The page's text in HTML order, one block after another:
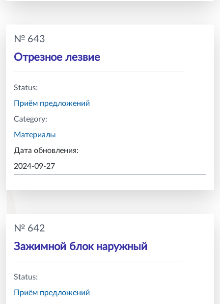
№ 643
Отрезное лезвие
Status:
Приём предложений
Category:
Материалы
Дата обновления:
2024-09-27
№ 642
Зажимной блок наружный
Status:
Приём предложений